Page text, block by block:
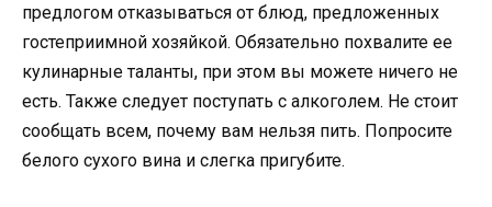
предлогом отказываться от блюд, предложенных
гостеприимной хозяйкой. Обязательно похвалите ее
кулинарные таланты, при этом вы можете ничего не
есть. Также следует поступать с алкоголем. Не стоит
сообщать всем, почему вам нельзя пить. Попросите
белого сухого вина и слегка пригубите.